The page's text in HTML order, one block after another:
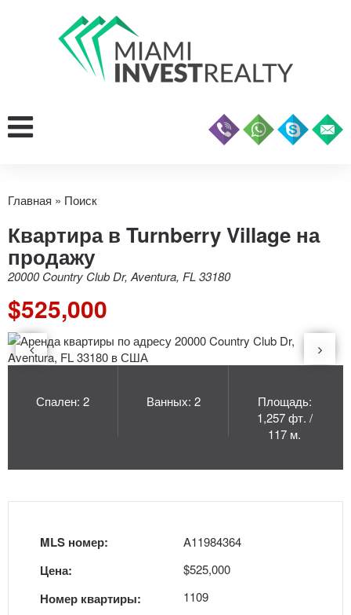
Главная » Поиск
Квартира в Turnberry Village на
продажу
20000 Country Club Dr, Aventura, FL 33180
$525,000
Спален: 2 Ванных: 2
Площадь:
1,257 фт. /
117 м.
MLS номер:
Цена:
Номер квартиры:
A11984364
$525,000
1109